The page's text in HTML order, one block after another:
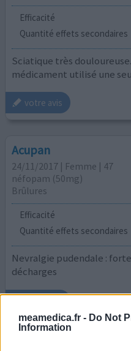
meamedica.fr - Do Not
Information
Efficacité
Quantité effets secondaires
Sciatique très
médicament utilisé une
votre avis
Acupan
24/11/2017 | Femme | 47
néfopam (50mg)
Brûlures
Efficacité
Quantité effets secondaires
Nevralgie pudendale :
décharges